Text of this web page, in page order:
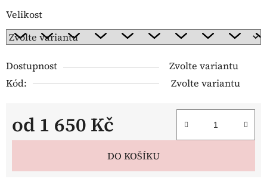
Velikost
Dostupnost
Zvolte variantu
Kód:
Zvolte variantu
od 1 650 Kč
Měrná cena:
DO KOŠÍKU